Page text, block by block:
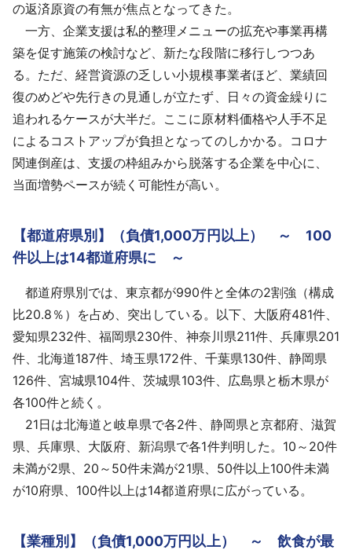
の返済原資の有無が焦点となってきた。
一方、企業支援は私的整理メニューの拡充や事業再構
築を促す施策の検討など、新たな段階に移行しつつあ
る。ただ、経営資源の乏しい小規模事業者ほど、業績回
復のめどや先行きの見通しが立たず、日々の資金繰りに
追われるケースが大半だ。ここに原材料価格や人手不足
によるコストアップが負担となってのしかかる。コロナ
関連倒産は、支援の枠組みから脱落する企業を中心に、
当面増勢ペースが続く可能性が高い。
【都道府県別】（負債1,000万円以上） ～ 100
件以上は14都道府県に ～
都道府県別では、東京都が990件と全体の2割強（構成
比20.8％）を占め、突出している。以下、大阪府481件、
愛知県232件、福岡県230件、神奈川県211件、兵庫県201
件、北海道187件、埼玉県172件、千葉県130件、静岡県
126件、宮城県104件、茨城県103件、広島県と栃木県が
各100件と続く。
21日は北海道と岐阜県で各2件、静岡県と京都府、滋賀
県、兵庫県、大阪府、新潟県で各1件判明した。10～20件
未満が2県、20～50件未満が21県、50件以上100件未満
が10府県、100件以上は14都道府県に広がっている。
【業種別】（負債1,000万円以上） ～ 飲⾷が最